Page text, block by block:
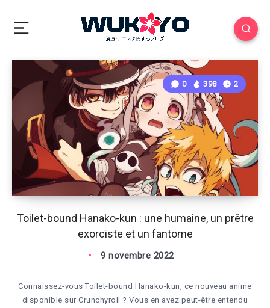
Toilet-bound Hanako-kun : une humaine, un prêtre
exorciste et un fantome
0 398 2
9 novembre 2022
Connaissez-vous Toilet-bound Hanako-kun, ce nouveau anime
disponible sur Crunchyroll ? Vous en avez peut-être entendu